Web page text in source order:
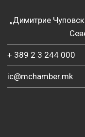
„Димитрие
+ 389 2 3 244 000
ic@mchamber.mk